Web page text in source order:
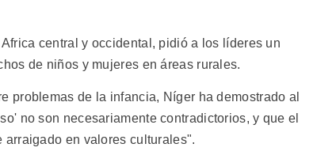
central y occidental, pidió a los líderes un
de niños y mujeres en áreas rurales.
problemas de la infancia, Níger ha demostrado al
no son necesariamente contradictorios, y que el
en valores culturales".